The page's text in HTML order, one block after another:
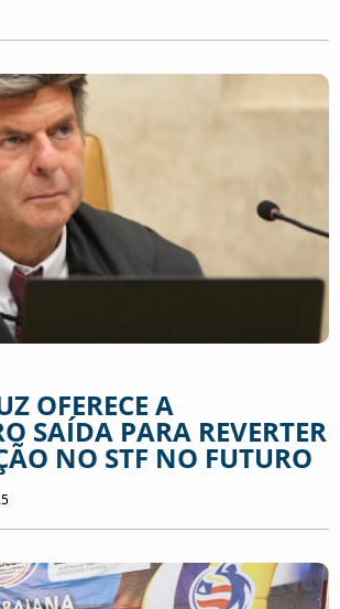
OFERECE A
SAÍDA PARA REVERTER
NO STF NO FUTURO